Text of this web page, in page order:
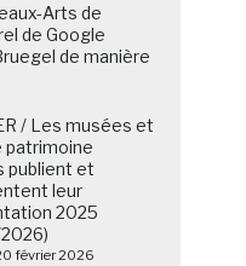
Arts de
de Google
de manière
/ Les musées et
patrimoine
publient et
leur
2025
février 2026